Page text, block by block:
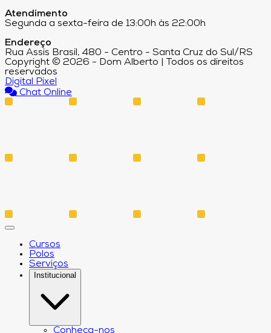
Atendimento
Segunda a sexta-feira de 13:00h às 22:00h
Endereço
Rua Assis Brasil, 480 - Centro - Santa Cruz do Sul/RS
Copyright © 2026 - Dom Alberto | Todos os direitos
reservados
Digital Pixel
Chat Online
Cursos
Polos
Serviços
Institucional
Conheça-nos